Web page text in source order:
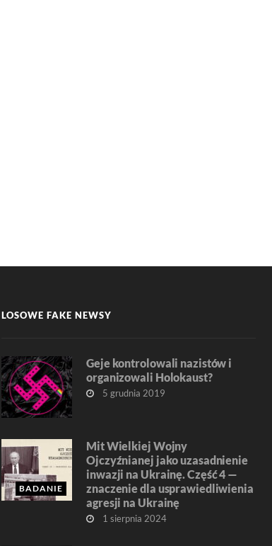
LOSOWE FAKE NEWSY
Geje kontrolowali nazistów i
organizowali Holokaust?
5 grudnia 2019
BADANIE
Mit Wielkiej Wojny
Ojczyźnianej jako uzasadnienie
inwazji na Ukrainę. Część 4 —
znaczenie dla usprawiedliwienia
agresji na Ukrainę
1 sierpnia 2024